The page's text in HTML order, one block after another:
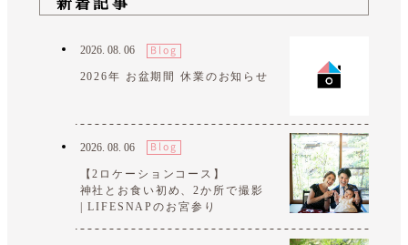
2026. 08. 06
2026年 お盆期間 休業のお知らせ
2026. 08. 06
【2ロケーションコース】
神社とお食い初め、2か所で撮影
| LIFESNAPのお宮参り